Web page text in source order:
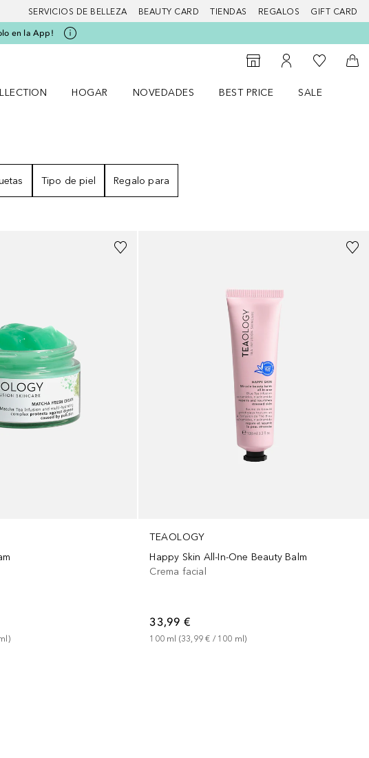
SERVICIOS DE BELLEZA BEAUTY CARD TIENDAS REGALOS GIFT CARD
en la App!
Al Storefinder
Mi cuenta
Mi lista de
A
HOGAR
NOVEDADES
BEST PRICE
SALE
Tipo de piel Regalo para
)
TEAOLOGY
Happy Skin All-In-One Beauty Balm
Crema facial
33,99 €
100 ml (33,99 € / 100 ml)